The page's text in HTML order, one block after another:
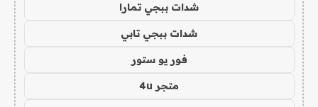
شدات ببجي تمارا
شدات ببجي تابي
فور يو ستور
متجر 4u